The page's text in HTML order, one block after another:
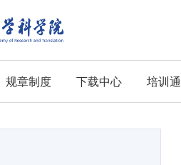
规章制度 下载中心 培训